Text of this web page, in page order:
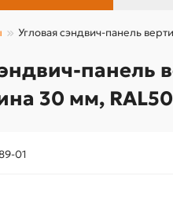
Угловая сэндвич-панель
панель
30 мм,
01